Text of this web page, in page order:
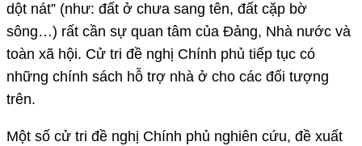
dột nát” (như: đất ở chưa sang tên, đất cặp bờ
sông…) rất cần sự quan tâm của Đảng, Nhà nước và
toàn xã hội. Cử tri đề nghị Chính phủ tiếp tục có
những chính sách hỗ trợ nhà ở cho các đối tượng
trên.
Một số cử tri đề nghị Chính phủ nghiên cứu, đề xuất